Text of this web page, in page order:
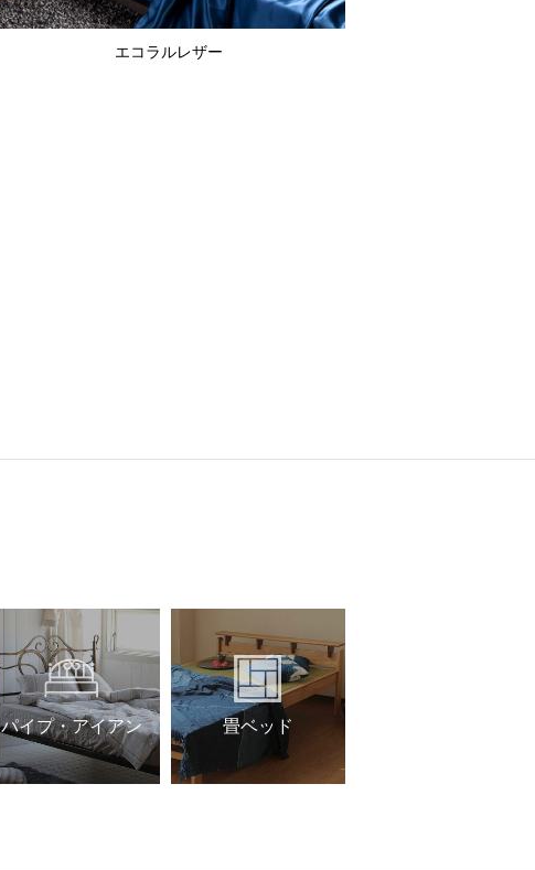
エコラルレザー
パイプ・アイアン 畳ベッド